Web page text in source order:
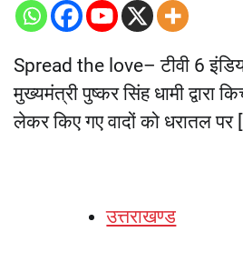
Spread the love– टीवी 6
मुख्यमंत्री पुष्कर सिंह धामी द्वारा
लेकर किए गए वादों को धरातल पर
उत्तराखण्ड